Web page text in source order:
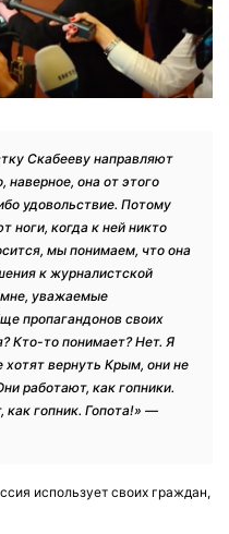
Скабееву направляют
она от этого
удовольствие. Потому
ноги, когда к ней никто
мы понимаем, что она
к журналистской
уважаемые
пропагандонов своих
Кто-то понимает? Нет. Я
вернуть Крым, они не
работают, как гопники.
как гопник. Гопота!» —
использует своих граждан,